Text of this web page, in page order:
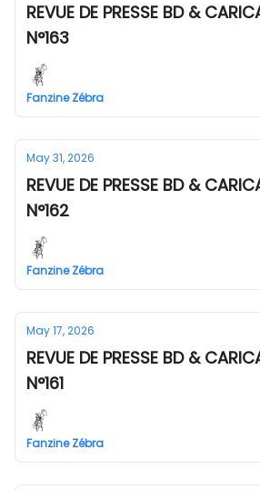
REVUE DE PRESSE BD &
N°163
Fanzine Zébra
May 31, 2026
REVUE DE PRESSE BD &
N°162
Fanzine Zébra
May 17, 2026
REVUE DE PRESSE BD &
N°161
Fanzine Zébra